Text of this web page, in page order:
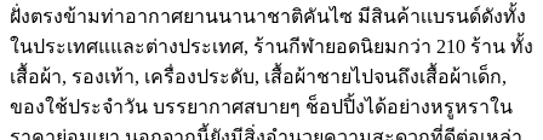
ฝั่งตรงข้ามท่าอากาศยานนานาชาติคันไซ มีสินค้าเเบรนด์ดังทั้ง
ในประเทศแและต่างประเทศ, ร้านกีฬายอดนิยมกว่า 210 ร้าน ทั้ง
เสื้อผ้า, รองเท้า, เครื่องประดับ, เสื้อผ้าชายไปจนถึงเสื้อผ้าเด็ก,
ของใช้ประจำวัน บรรยากาศสบายๆ ช็อปปิ้งได้อย่างหรูหราใน